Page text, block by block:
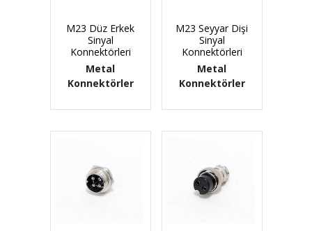
M23 Düz Erkek
Sinyal
Konnektörleri
Metal
Konnektörler
M23 Seyyar Dişi
Sinyal
Konnektörleri
Metal
Konnektörler